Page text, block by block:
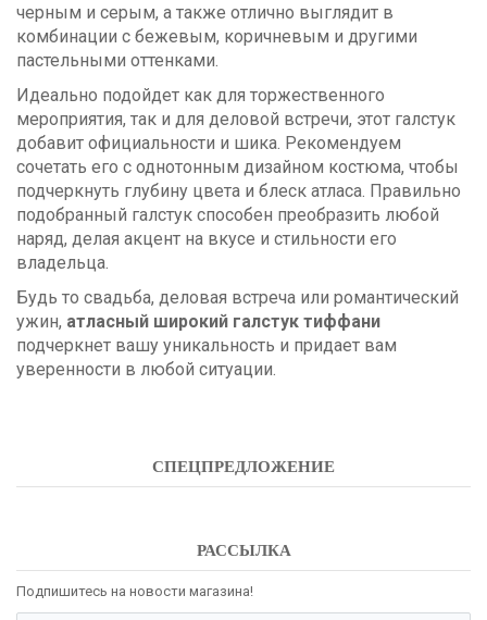
черным и серым, а также отлично выглядит в
комбинации с бежевым, коричневым и другими
пастельными оттенками.
Идеально подойдет как для торжественного
мероприятия, так и для деловой встречи, этот галстук
добавит официальности и шика. Рекомендуем
сочетать его с однотонным дизайном костюма, чтобы
подчеркнуть глубину цвета и блеск атласа. Правильно
подобранный галстук способен преобразить любой
наряд, делая акцент на вкусе и стильности его
владельца.
Будь то свадьба, деловая встреча или романтический
ужин, атласный широкий галстук тиффани
подчеркнет вашу уникальность и придает вам
уверенности в любой ситуации.
СПЕЦПРЕДЛОЖЕНИЕ
РАССЫЛКА
Подпишитесь на новости магазина!